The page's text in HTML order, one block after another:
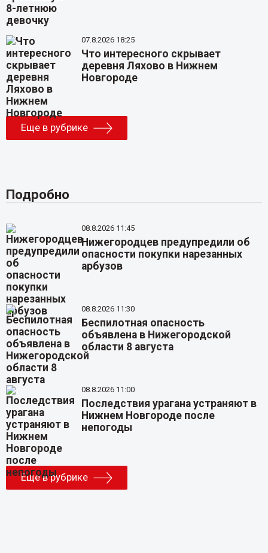
07.8.2026 18:25
Что интересного скрывает
деревня Ляхово в Нижнем
Новгороде
Еще в рубрике
Подробно
08.8.2026 11:45
Нижегородцев предупредили об
опасности покупки нарезанных
арбузов
08.8.2026 11:30
Беспилотная опасность
объявлена в Нижегородской
области 8 августа
08.8.2026 11:00
Последствия урагана устраняют в
Нижнем Новгороде после
непогоды
Еще в рубрике